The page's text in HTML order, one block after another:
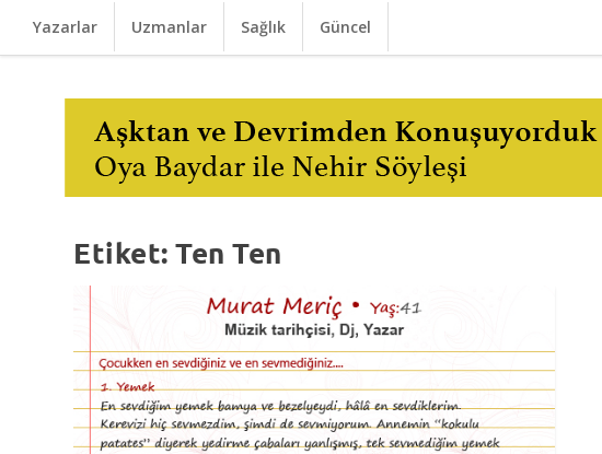
Yazarlar Uzmanlar Sağlık Güncel
Etiket:Ten Ten